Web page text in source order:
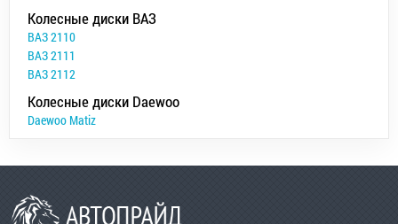
Колесные диски ВАЗ
ВАЗ 2110
ВАЗ 2111
ВАЗ 2112
Колесные диски Daewoo
Daewoo Matiz